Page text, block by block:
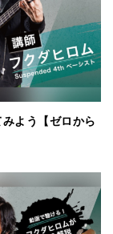
よう【ゼロから